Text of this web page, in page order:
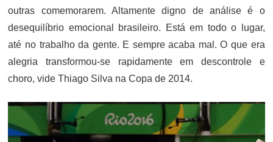
outras comemorarem. Altamente digno de análise é o
desequilíbrio emocional brasileiro. Está em todo o lugar,
até no trabalho da gente. E sempre acaba mal. O que era
alegria transformou-se rapidamente em descontrole e
choro, vide Thiago Silva na Copa de 2014.